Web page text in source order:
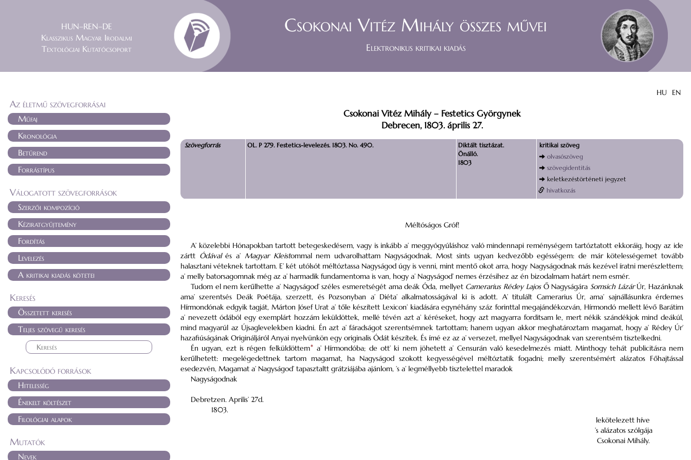
HUN–REN–DE
Klasszikus Magyar Irodalmi
Textológiai Kutatócsoport
Csokonai Vitéz Mihály összes művei
Elektronikus kritikai kiadás
HU EN
Az életmű szövegforrásai
Műfaj
Kronológia
Betűrend
Forrástípus
Válogatott szövegforrások
Szerzői kompozíció
Kéziratgyűjtemény
Fordítás
Levelezés
A kritikai kiadás kötetei
Keresés
Összetett keresés
Teljes szövegű keresés
Kapcsolódó források
Hitelesség
Énekelt költészet
Filológiai alapok
Mutatók
Nevek
Csokonai Vitéz Mihály – Festetics Györgynek
Debrecen, 1803. április 27.
Szövegforrás OL. P 279. Festetics-levelezés. 1803. No. 490.
Diktált tisztázat.
Önálló.
1803
kritikai szöveg
olvasószöveg
szövegidentitás
keletkezéstörténeti jegyzet
hivatkozás
Méltóságos Gróf!
A’ közelebbi Hónapokban tartott betegeskedésem, vagy is inkább a’ meggyógyúláshoz való mindennapi reménységem tartóztatott ekkoráig, hogy az ide
zártt Ódávalés a’ Magyar Kleistommal nem udvarolhattam Nagyságodnak. Most sints ugyan kedvezőbb egésségem: de már kötelességemet tovább
halasztani véteknek tartottam. E’ két utólsót méltóztassa Nagyságod úgy is venni, mint mentő okot arra, hogy Nagyságodnak más kezével íratni merészlettem;
a’ melly batorsagomnak még az a’ harmadik fundamentoma is van, hogy a’ Nagyságod’ nemes érzésihez az én bizodalmam határt nem esmér.
Tudom el nem kerűlhette a’ Nagyságod’ széles esmeretségét amadeák Óda, mellyet Camerarius Rédey LajosŐ Nagyságára Somsich LázárÚr, Hazánknak
ama’ szerentsés DeákPoétája, szerzett, és Pozsonyban a’ Diéta’ alkalmatosságával ki is adott. A’titulált CamerariusÚr, ama’ sajnállásunkra érdemes
Hírmondónak edgyik tagját, Márton JósefUrat a’ tőle készített Lexicon’ kiadására egynéhány száz forinttalmegajándékozván, Hírmondó mellett lévő Barátim
a’ nevezett ódából egyexemplárt hozzám leküldöttek, mellé tévén azt a’ kéréseket, hogy azt magyarra forditsam le, mert nékik szándékjok minddeákúl,
mind magyarúl az Újsaglevelekben kiadni. Én azt a’ fáradságot szerentsémnek tartottam; hanem ugyan akkor meghatároztam magamat, hogy a’ RédeyÚr’
hazafiúságának Origináljáról Anyai nyelvünkön egy originalis Ódát készítek. És ímé ez az a’ versezet, mellyel Nagyságodnak van szerentsém tisztelkedni.
Én ugyan, ezt is régen felküldöttem* a’ Hírmondóba; de ott’ ki nem jöhetett a’ Censurán való kesedelmezés miatt. Minthogy tehát publicitásra nem
kerűlhetett: megelégedettnek tartom magamat, ha Nagyságod szokott kegyességével méltóztatik fogadni; melly szerentsémért alázatos Főhajtással
esedezvén, Magamat a’ Nagyságod’ tapasztaltt grátziájába ajánlom, ’s a’ legméllyebb tisztelettel maradok
Nagyságodnak
Debretzen. Aprilis’ 27d.
1803.
lekötelezett híve
’s alázatos szólgája
Csokonai Mihály.